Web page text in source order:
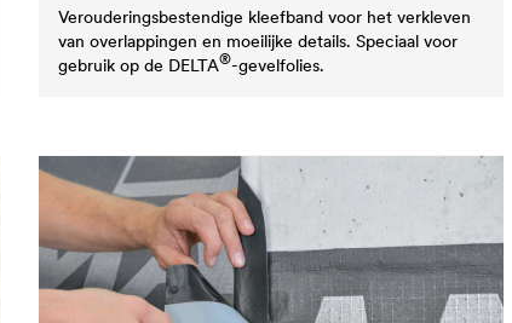
Verouderingsbestendige kleefband voor het verkleven
van overlappingen en moeilijke details. Speciaal voor
gebruik op de DELTA®-gevelfolies.